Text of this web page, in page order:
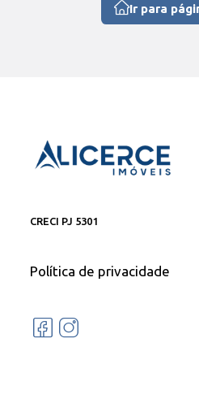
Ir para
CRECI PJ 5301
Política de privacidade